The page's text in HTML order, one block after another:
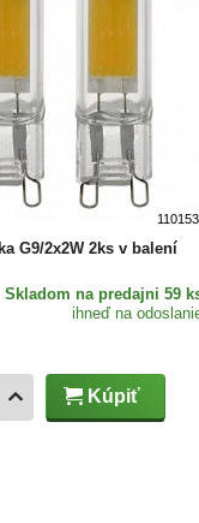
110153
G9/2x2W 2ks v balení
Skladom na predajni 59
ihneď na
Kúpiť